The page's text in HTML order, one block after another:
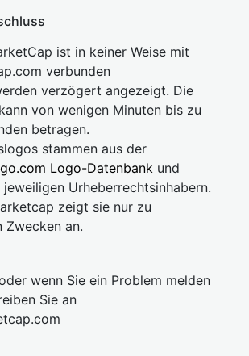
ist in keiner Weise mit
verbunden
verzögert angezeigt. Die
von wenigen Minuten bis zu
betragen.
stammen aus der
Logo-Datenbank und
Urheberrechtsinhabern.
zeigt sie nur zu
Zwecken an.
wenn Sie ein Problem melden
Sie an
cap.com